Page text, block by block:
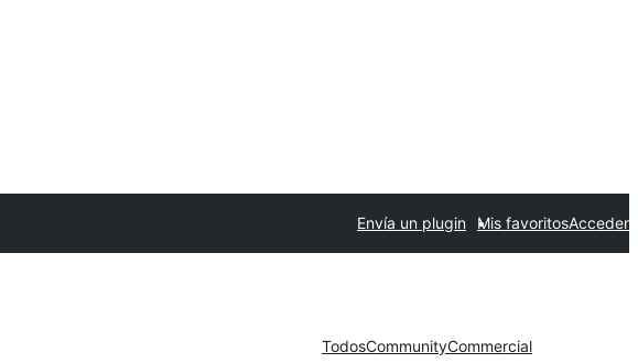
Envía un plugin Mis favoritosAcceder
TodosCommunityCommercial